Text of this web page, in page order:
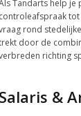
Tandarts help je
controleafspraak tot
rond
door de
richting
Salaris &